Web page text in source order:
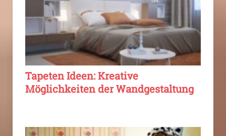
Tapeten Ideen: Kreative
Möglichkeiten der Wandgestaltung